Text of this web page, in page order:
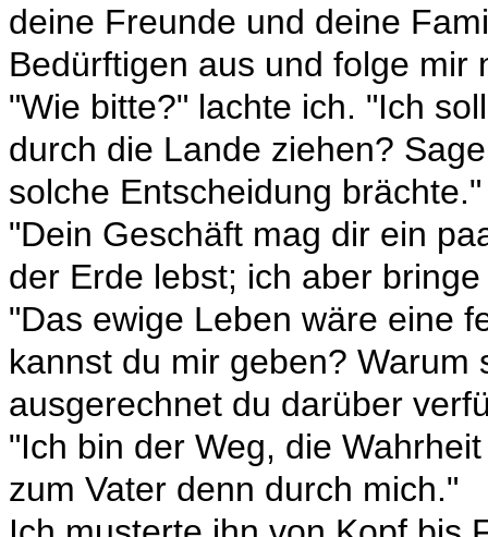
deine Freunde und deine
Bedürftigen aus und folge mir
"Wie bitte?" lachte ich. "Ich
durch die Lande ziehen?
solche Entscheidung brächte."
"Dein Geschäft mag dir ein
der Erde lebst; ich aber
"Das ewige Leben wäre eine
kannst du mir geben?
ausgerechnet du darüber
"Ich bin der Weg, die
zum Vater denn durch mich."